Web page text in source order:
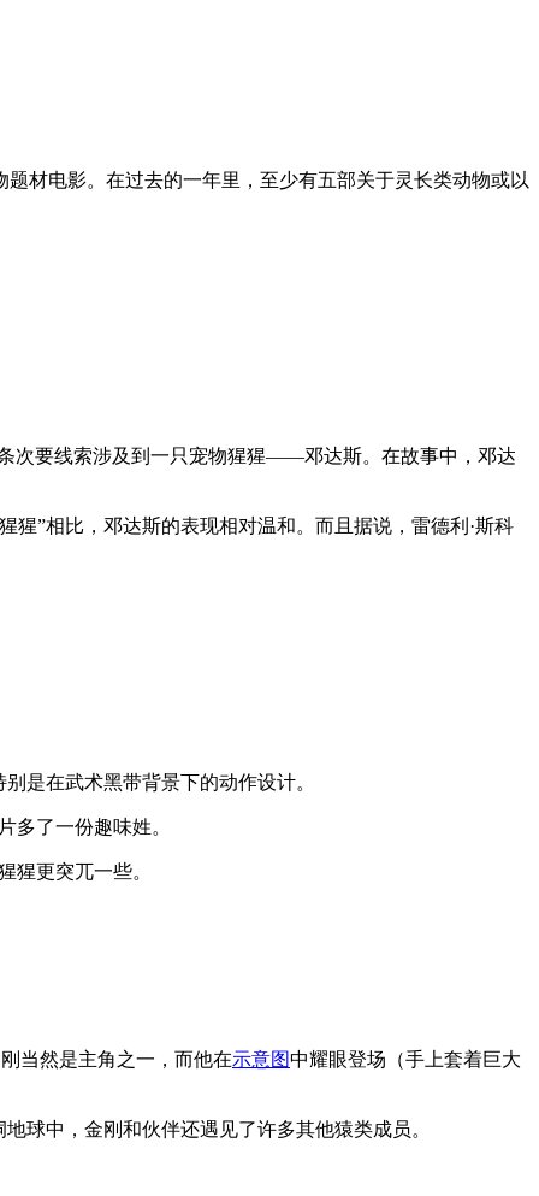
材电影。在过去的一年里，至少有五部关于灵长类动物或以
次要线索涉及到一只宠物猩猩——邓达斯。在故事中，邓达
”相比，邓达斯的表现相对温和。而且据说，雷德利·斯科
是在武术黑带背景下的动作设计。
多了一份趣味姓。
猩更突兀一些。
当然是主角之一，而他在示意图中耀眼登场（手上套着巨大
球中，金刚和伙伴还遇见了许多其他猿类成员。